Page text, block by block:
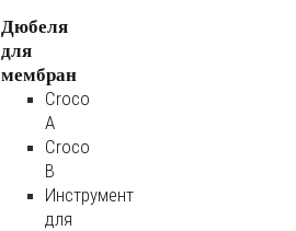
Дюбеля
для
мембран
Croco
A
Croco
B
Инструмент
для